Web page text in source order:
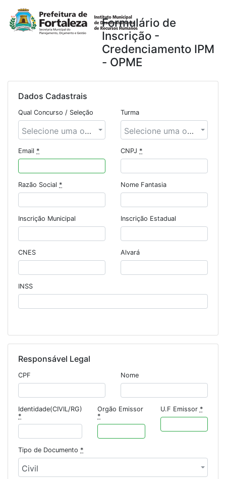
Formulário de
Inscrição -
Credenciamento IPM
- OPME
Dados Cadastrais
Qual Concurso / Seleção
Selecione uma opção
Turma
Selecione uma opção
Email * CNPJ *
Razão Social * Nome Fantasia
Inscrição Municipal Inscrição Estadual
CNES Alvará
INSS
Responsável Legal
CPF Nome
Identidade(CIVIL/RG)
*
Orgão Emissor
*
U.F Emissor *
Tipo de Documento *
Civil